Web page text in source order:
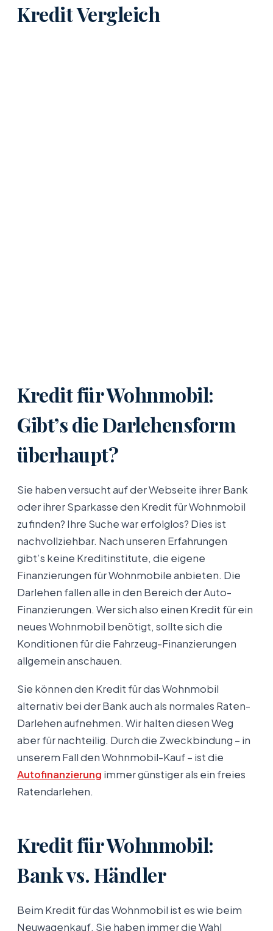
Kredit Vergleich
Kredit für Wohnmobil:
Gibt’s die Darlehensform
überhaupt?
Sie haben versucht auf der Webseite ihrer Bank
oder ihrer Sparkasse den Kredit für Wohnmobil
zu finden? Ihre Suche war erfolglos? Dies ist
nachvollziehbar. Nach unseren Erfahrungen
gibt’s keine Kreditinstitute, die eigene
Finanzierungen für Wohnmobile anbieten. Die
Darlehen fallen alle in den Bereich der Auto-
Finanzierungen. Wer sich also einen Kredit für ein
neues Wohnmobil benötigt, sollte sich die
Konditionen für die Fahrzeug-Finanzierungen
allgemein anschauen.
Sie können den Kredit für das Wohnmobil
alternativ bei der Bank auch als normales Raten-
Darlehen aufnehmen. Wir halten diesen Weg
aber für nachteilig. Durch die Zweckbindung – in
unserem Fall den Wohnmobil-Kauf – ist die
Autofinanzierung immer günstiger als ein freies
Ratendarlehen.
Kredit für Wohnmobil:
Bank vs. Händler
Beim Kredit für das Wohnmobil ist es wie beim
Neuwagenkauf. Sie haben immer die Wahl